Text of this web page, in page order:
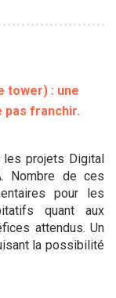
tower) : une
pas franchir.
les projets Digital
Nombre de ces
pour les
quant aux
attendus. Un
la possibilité